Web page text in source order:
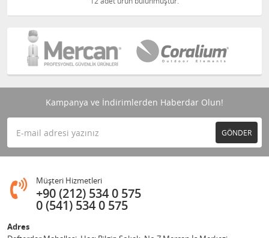
Kampanya ve İndirimlerden Haberdar Olun!
GÖNDER
Müşteri Hizmetleri
+90 (212) 534 0 575
0 (541) 534 0 575
Adres